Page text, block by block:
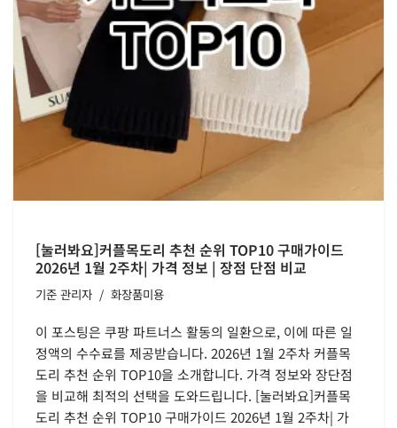
[눌러봐요]커플목도리 추천 순위 TOP10 구매가이드
2026년 1월 2주차| 가격 정보 | 장점 단점 비교
기준 관리자 화장품미용
이 포스팅은 쿠팡 파트너스 활동의 일환으로, 이에 따른 일
정액의 수수료를 제공받습니다. 2026년 1월 2주차 커플목
도리 추천 순위 TOP10을 소개합니다. 가격 정보와 장단점
을 비교해 최적의 선택을 도와드립니다. [눌러봐요]커플목
도리 추천 순위 TOP10 구매가이드 2026년 1월 2주차| 가